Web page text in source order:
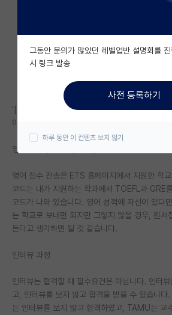
자유 게시판(아무개랩)
미국 유학 게시판
미국 대학원 합격 후기 게시판
대학원생 모집 게시판
연구실(PI) 홍보 게시판
석박사 채용 정보 게시판
임용 정보 게시판
학부 인턴 게시판
취업 게시판
PI 전용 게시판
'[2022년 가을학기 Texas A&M 입학] 미국유학
이어집니다.
영어 점수 (TOEFL, GRE) 전송
영어 점수 전송은 ETS 홈페이지에서 지원한 학
코드는 내가 지원하는 학과에서 TOEFL과 GRE
코드가 나와 있습니다. 영어 성적에 자신이 있다
는 학교로 보내면 되지만 그렇지 않을 경우, 원서
든다고 생각하면 될 것 같습니다.
인터뷰 과정
인터뷰는 합격할 때 필수요건은 아닙니다. 인터
고, 인터뷰를 보지 않고 합격을 받을 수 있습니
는 인터뷰를 보지 않고 합격하였고, TAMU는 교
그동안 문의가 많았던 레벨업반 설명회를
시 링크 발송
사전 등록하기
하루 동안 이 컨텐츠 보지 않기